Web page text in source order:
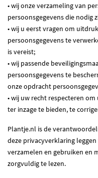
• wij onze verzameling van
persoonsgegevens die nodig
• wij u eerst vragen om
persoonsgegevens te
is vereist;
• wij passende
persoonsgegevens te
onze opdracht
• wij uw recht respecteren
ter inzage te bieden, te
Plantje.nl is de
deze privacyverklaring
verzamelen en gebruiken en
zorgvuldig te lezen.